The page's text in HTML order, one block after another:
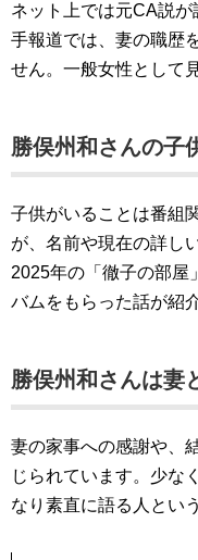
ネット上では元CA説
手報道では、妻の職歴
せん。一般女性として
勝俣州和さんの子
子供がいることは番組
が、名前や現在の詳し
2025年の「徹子の部屋
バムをもらった話が紹
勝俣州和さんは妻
妻の家事への感謝や、
じられています。少な
なり素直に語る人とい